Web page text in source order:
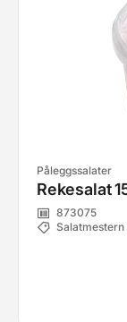
Påleggssalater
Rekesalat
873075
Salatmestern